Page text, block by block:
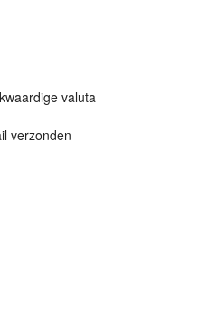
valuta
verzonden